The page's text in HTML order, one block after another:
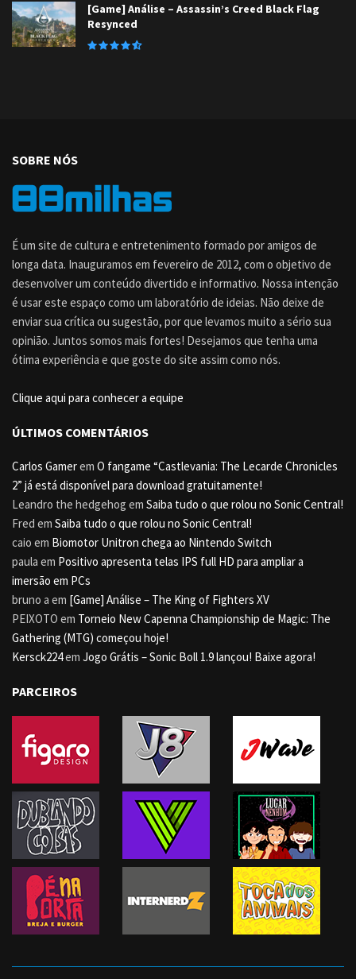
[Game] Análise – Assassin’s Creed Black Flag
Resynced
SOBRE NÓS
É um site de cultura e entretenimento formado por amigos de
longa data. Inauguramos em fevereiro de 2012, com o objetivo de
desenvolver um conteúdo divertido e informativo. Nossa intenção
é usar este espaço como um laboratório de ideias. Não deixe de
enviar sua crítica ou sugestão, por que levamos muito a sério sua
opinião. Juntos somos mais fortes! Desejamos que tenha uma
ótima experiência e que goste do site assim como nós.
Clique aqui para conhecer a equipe
ÚLTIMOS COMENTÁRIOS
Carlos Gamerem O fangame “Castlevania: The Lecarde Chronicles
2” já está disponível para download gratuitamente!
Leandro the hedgehog em Saiba tudo o que rolou no Sonic Central!
Fred em Saiba tudo o que rolou no Sonic Central!
caio em Biomotor Unitron chega ao Nintendo Switch
paula em Positivo apresenta telas IPS full HD para ampliar a
imersão em PCs
bruno a em [Game] Análise – The King of Fighters XV
PEIXOTO em Torneio New Capenna Championship de Magic: The
Gathering (MTG) começou hoje!
Kersck224em Jogo Grátis – Sonic Boll 1.9 lançou! Baixe agora!
PARCEIROS